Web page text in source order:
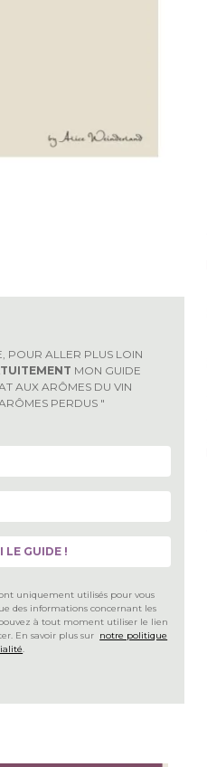
POUR ALLER PLUS LOIN
MON GUIDE
AUX ARÔMES DU VIN
PERDUS "
uniquement utilisés pour vous
des informations concernant les
à tout moment utiliser le lien
En savoir plus sur notre politique
.